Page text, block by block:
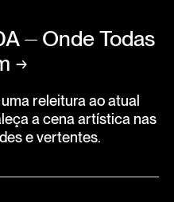
⏤ Onde Todas
→
releitura ao atual
a cena artística nas
e vertentes.